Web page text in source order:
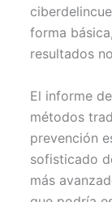
forma
resultados
El informe
métodos
prevención
sofisticado
más